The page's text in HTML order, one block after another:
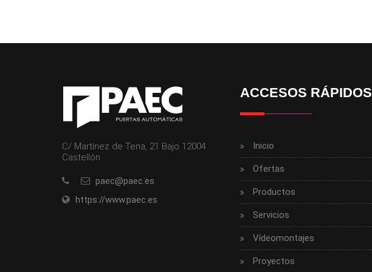
C/ Martínez de Tena, 21 Bajo 12004
Castellón
paec@paec.es
https://www.paec.es
ACCESOS RÁPIDOS
Inicio
Ofertas
Productos
Servicios
Vídeomontajes
Proyectos